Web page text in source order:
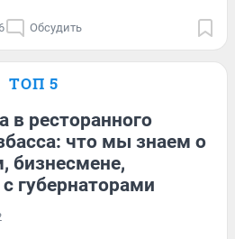
Обсудить
ТОП 5
в ресторанного
что мы знаем о
бизнесмене,
губернаторами